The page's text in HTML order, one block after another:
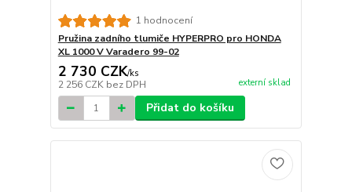
1 hodnocení
Pružina zadního tlumiče HYPERPRO pro HONDA
XL 1000 V Varadero 99-02
2 730 CZK/ks
2 256 CZK bez DPH externí sklad
Přidat do košíku